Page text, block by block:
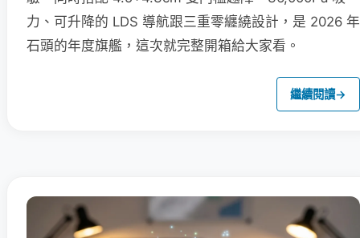
力、可升降的 LDS 導航跟三重零纏繞設計，是 2026 年
石頭的年度旗艦，這次就完整開箱給大家看。
繼續閱讀→